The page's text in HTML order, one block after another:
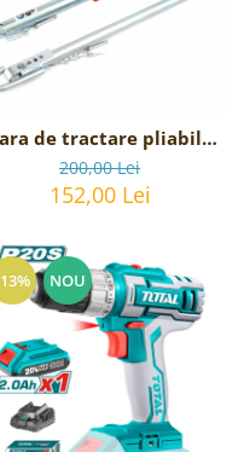
de tractare pliabila
rigida, 2 Tone, lungime
180cm
200,00 Lei
152,00 Lei
NOU